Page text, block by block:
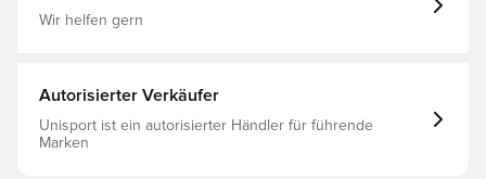
Wir helfen gern
Autorisierter Verkäufer
Unisport ist ein autorisierter Händler für führende
Marken